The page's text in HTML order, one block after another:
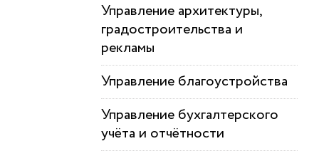
Управление архитектуры,
градостроительства и
рекламы
Управление благоустройства
Управление бухгалтерского
учёта и отчётности